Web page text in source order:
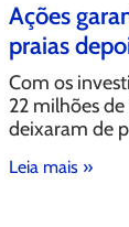
Ações
praias
Com os
22 milhões
deixaram de
Leia mais »